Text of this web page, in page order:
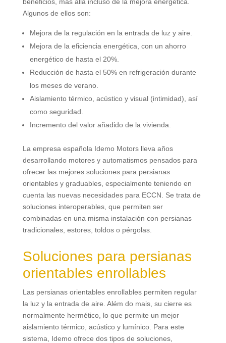
Algunos de ellos son:
Mejora de la regulación en la entrada de luz y aire
Mejora de la eficiencia energética con un ahorro
energético de hasta el20%.
Reducción de hasta el50% en refrigeración durante
los meses de verano.
Aislamiento térmico, acústico y visual(intimidad), así
como seguridad
Incremento del valor añadido de la vivienda
La empresa española Idemo Motors lleva años
desarrollando motores y automatismos pensados para
ofrecer las mejores soluciones para persianas
orientables y graduables, especialmente teniendo en
cuenta las nuevas necesidades para ECCN
Se trata de
soluciones interoperables, que permiten ser
combinadas en una misma instalación con persianas
tradicionales, estores, toldos o pérgolas.
Soluciones para persianas
orientables enrollables
Las persianas orientables enrollables permiten regular
la luz y la entrada de aire . Além do mais, su cierre es
normalmente hermético, lo que permite un mejor
aislamiento térmico, acústico y lumínico. Para este
sistema
Idemo ofrece dos tipos de soluciones,